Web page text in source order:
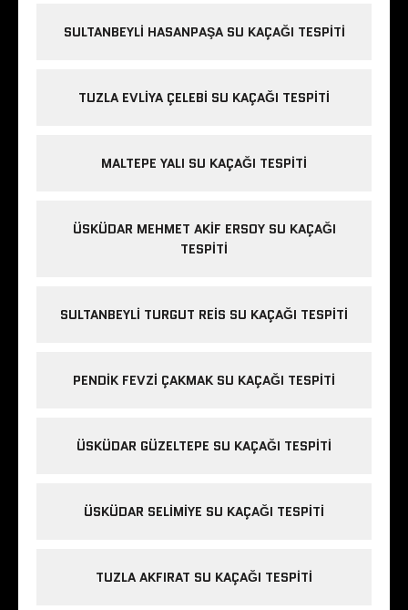
SULTANBEYLI HASANPAŞA SU KAÇAĞI TESPITI
TUZLA EVLIYA ÇELEBI SU KAÇAĞI TESPITI
MALTEPE YALI SU KAÇAĞI TESPITI
ÜSKÜDAR MEHMET AKIF ERSOY SU KAÇAĞI
TESPITI
SULTANBEYLI TURGUT REIS SU KAÇAĞI TESPITI
PENDIK FEVZI ÇAKMAK SU KAÇAĞI TESPITI
ÜSKÜDAR GÜZELTEPE SU KAÇAĞI TESPITI
ÜSKÜDAR SELIMIYE SU KAÇAĞI TESPITI
TUZLA AKFIRAT SU KAÇAĞI TESPITI